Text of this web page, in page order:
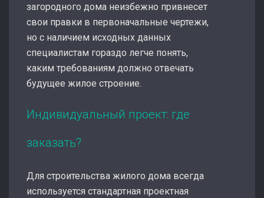
загородного дома неизбежно привнесет
свои правки в первоначальные чертежи,
но с наличием исходных данных
специалистам гораздо легче понять,
каким требованиям должно отвечать
будущее жилое строение.
Индивидуальный проект: где
заказать?
Для строительства жилого дома всегда
используется стандартная проектная